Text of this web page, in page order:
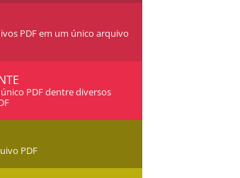
PDF em um único arquivo
PDF dentre diversos
PDF